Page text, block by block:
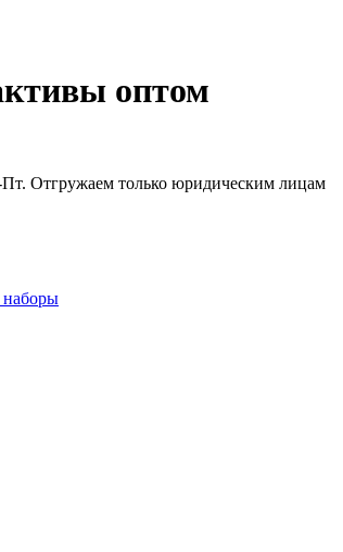
оптом
Отгружаем только юридическим лицам
наборы